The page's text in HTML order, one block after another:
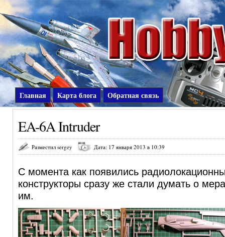
Главная Карта блога Обратная связь
EA-6A Intruder
Разместил sergey Дата: 17 января 2013 в 10:39
С момента как появились
конструкторы сразу же стали думать о
им.